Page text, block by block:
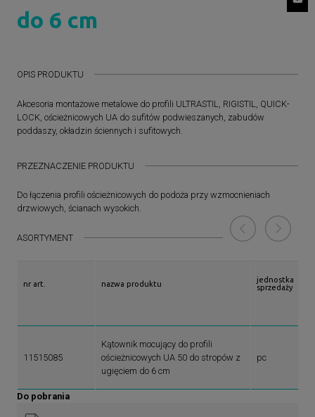
do 6 cm
OPIS PRODUKTU
Akcesoria montażowe metalowe do profili ULTRASTIL, RIGISTIL, QUICK-
LOCK, ościeżnicowych UA do sufitów podwieszanych, zabudów
poddaszy, okładzin ściennych i sufitowych.
PRZEZNACZENIE PRODUKTU
Do łączenia profili ościeżnicowych do podoża przy wzmocnieniach
drzwiowych, ścianach wysokich.
ASORTYMENT
nr art. nazwa produktu
jednostka
sprzedaży
11515085
Kątownik mocujący do profili
ościeżnicowych UA 50 do stropów z
ugięciem do 6 cm
pc
Do pobrania